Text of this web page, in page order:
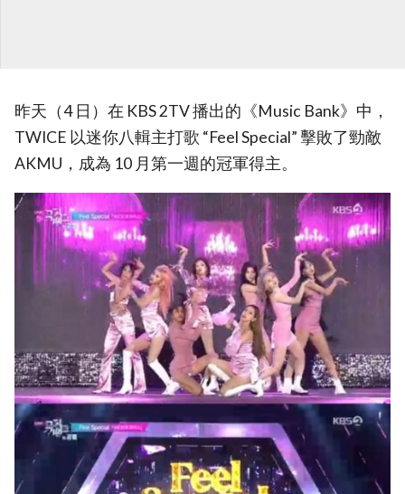
昨天（4 日）在 KBS 2TV 播出的《Music Bank》中，
TWICE 以迷你八輯主打歌 “Feel Special” 擊敗了勁敵
AKMU，成為 10 月第一週的冠軍得主。